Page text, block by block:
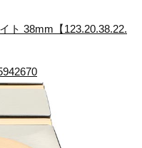
ト 38mm【123.20.38.22.